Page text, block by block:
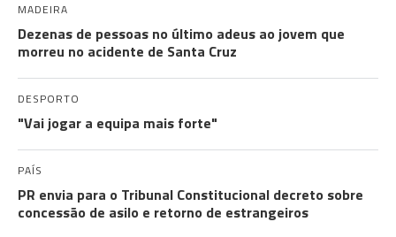
MADEIRA
Dezenas de pessoas no último adeus ao jovem que
morreu no acidente de Santa Cruz
DESPORTO
"Vai jogar a equipa mais forte"
PAÍS
PR envia para o Tribunal Constitucional decreto sobre
concessão de asilo e retorno de estrangeiros